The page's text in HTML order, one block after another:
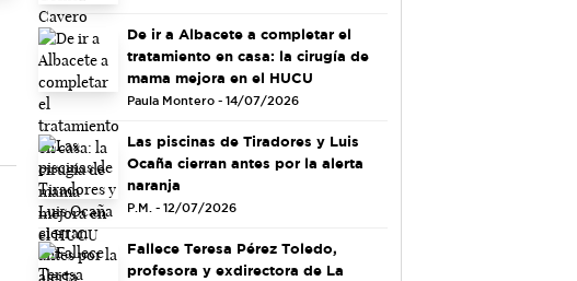
De ir a Albacete a completar el
tratamiento en casa: la cirugía de
mama mejora en el HUCU
Paula Montero - 14/07/2026
Las piscinas de Tiradores y Luis
Ocaña cierran antes por la alerta
naranja
P.M. - 12/07/2026
Fallece Teresa Pérez Toledo,
profesora y exdirectora de La